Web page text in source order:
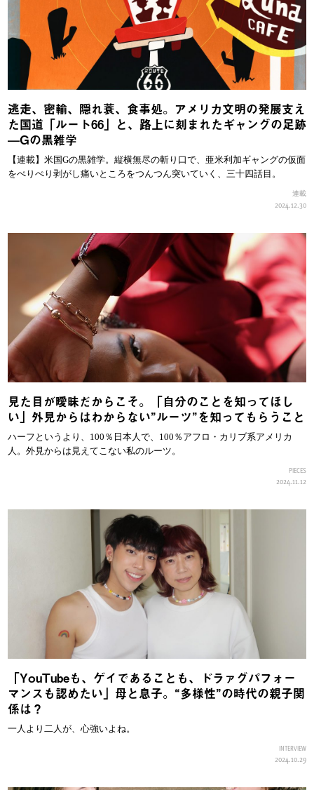
逃走、密輸、隠れ蓑、食事処。アメリカ文明の発展支え
た国道「ルート66」と、路上に刻まれたギャングの足跡
—Gの黒雑学
【連載】米国Gの黒雑学。縦横無尽の斬り口で、亜米利加ギャングの仮面
をぺりぺり剥がし痛いところをつんつん突いていく、三十四話目。
連載
2024.12.30
見た目が曖昧だからこそ。「自分のことを知ってほし
い」外見からはわからない”ルーツ”を知ってもらうこと
ハーフというより、100％日本人で、100％アフロ・カリブ系アメリカ
人。外見からは見えてこない私のルーツ。
PIECES
2024.11.12
「YouTubeも、ゲイであることも、ドラァグパフォー
マンスも認めたい」母と息子。“多様性”の時代の親子関
係は？
一人より二人が、心強いよね。
INTERVIEW
2024.10.29